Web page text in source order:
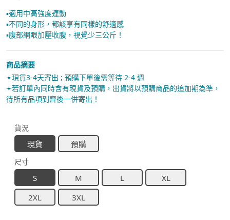
▪︎適用中高強度運動
▪︎不同的身形，都該享有同樣的舒適感
▪︎腹部網眼加壓收腹，視覺少三公斤！
商品摘要
𖥔現貨3-4天寄出 ; 預購下單後需等待 2-4 週
𖥔若訂單內同時含有現貨及預購，出貨將以預購商品的追加期為準，
待所有品項到齊後一併寄出！
貨況
現貨 預購
尺寸
S M L
XL
2XL
3XL